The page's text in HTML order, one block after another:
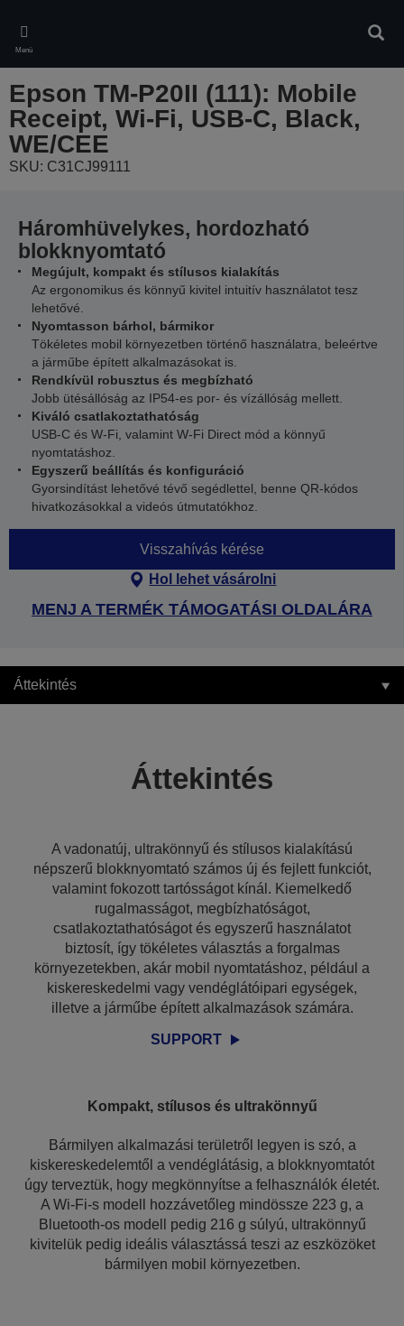
main
content
Menü
Epson TM-P20II (111): Mobile
Receipt, Wi-Fi, USB-C, Black,
WE/CEE
SKU: C31CJ99111
Háromhüvelykes, hordozható
blokknyomtató
Megújult, kompakt és stílusos kialakítás
Az ergonomikus és könnyű kivitel intuitív használatot tesz
lehetővé.
Nyomtasson bárhol, bármikor
Tökéletes mobil környezetben történő használatra, beleértve
a járműbe épített alkalmazásokat is.
Rendkívül robusztus és megbízható
Jobb ütésállóság az IP54-es por- és vízállóság mellett.
Kiváló csatlakoztathatóság
USB-C és W-Fi, valamint W-Fi Direct mód a könnyű
nyomtatáshoz.
Egyszerű beállítás és konfiguráció
Gyorsindítást lehetővé tévő segédlettel, benne QR-kódos
hivatkozásokkal a videós útmutatókhoz.
Visszahívás kérése
Hol lehet vásárolni
MENJ A TERMÉK TÁMOGATÁSI OLDALÁRA
Áttekintés
Áttekintés
A vadonatúj, ultrakönnyű és stílusos kialakítású
népszerű blokknyomtató számos új és fejlett funkciót,
valamint fokozott tartósságot kínál. Kiemelkedő
rugalmasságot, megbízhatóságot,
csatlakoztathatóságot és egyszerű használatot
biztosít, így tökéletes választás a forgalmas
környezetekben, akár mobil nyomtatáshoz, például a
kiskereskedelmi vagy vendéglátóipari egységek,
illetve a járműbe épített alkalmazások számára.
SUPPORT
Kompakt, stílusos és ultrakönnyű
Bármilyen alkalmazási területről legyen is szó, a
kiskereskedelemtől a vendéglátásig, a blokknyomtatót
úgy terveztük, hogy megkönnyítse a felhasználók életét.
A Wi-Fi-s modell hozzávetőleg mindössze 223 g, a
Bluetooth-os modell pedig 216 g súlyú, ultrakönnyű
kivitelük pedig ideális választássá teszi az eszközöket
bármilyen mobil környezetben.